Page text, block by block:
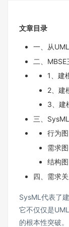
文章目录
一、从
二、
1、建
2、建
3、建
三、
行为
需求
结构
四、需求
SysML代表了
它不仅仅是
的根本性突破。